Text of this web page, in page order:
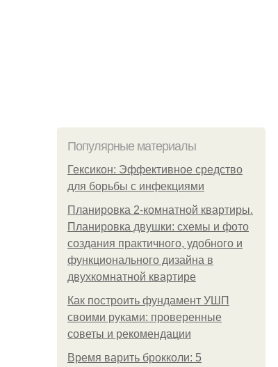
Популярные материалы
Гексикон: Эффективное средство
для борьбы с инфекциями
Планировка 2-комнатной квартиры.
Планировка двушки: схемы и фото
создания практичного, удобного и
функционального дизайна в
двухкомнатной квартире
Как построить фундамент УШП
своими руками: проверенные
советы и рекомендации
Время варить брокколи: 5